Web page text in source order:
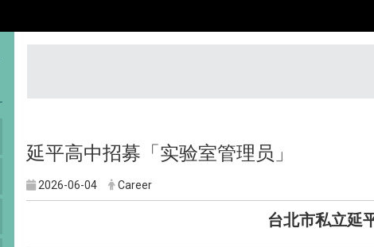
延平高中招募「实验室管理员」
2026-06-04 Career
台北市私立延